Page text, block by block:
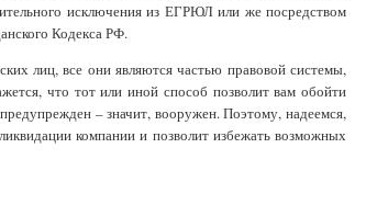
исключения из ЕГРЮЛ или же посредством
Кодекса РФ.
лиц, все они являются частью правовой системы,
что тот или иной способ позволит вам обойти
– значит, вооружен. Поэтому, надеемся,
компании и позволит избежать возможных